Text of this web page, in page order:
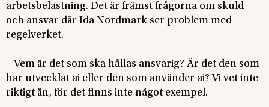
arbetsbelastning. Det är främst frågorna om skuld
och ansvar där Ida Nordmark ser problem med
regelverket.
– Vem är det som ska hållas ansvarig? Är det den som
har utvecklat ai eller den som använder ai? Vi vet inte
riktigt än, för det finns inte något exempel.